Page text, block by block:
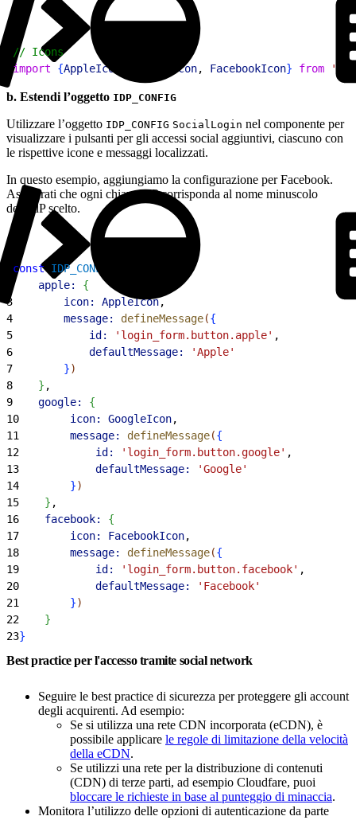
// Icons
import {AppleIcon GoogleIcon, FacebookIcon} from
b. Estendi l’oggetto IDP_CONFIG
Utilizzare l’oggetto IDP_CONFIG SocialLogin nel componente per
visualizzare i pulsanti per gli accessi social aggiuntivi, ciascuno con
le rispettive icone e messaggi localizzati.
In questo esempio, aggiungiamo la configurazione per Facebook.
Assicurati che ogni chiave IdP corrisponda al nome minuscolo
dell’IdP scelto.
const IDP_CONFIG
    apple:
{
3
        icon:
AppleIcon,
4
        message:
defineMessage({
5
            id:
'login_form.button.apple' ,
6
            defaultMessage:
'Apple'
7
})
8
} ,
9
    google:
{
10
        icon:
GoogleIcon,
11
        message:
defineMessage({
12
            id:
'login_form.button.google' ,
13
            defaultMessage:
'Google'
14
})
15
} ,
16
    facebook:
{
17
        icon:
FacebookIcon,
18
        message:
defineMessage({
19
            id:
'login_form.button.facebook' ,
20
            defaultMessage:
'Facebook'
21
})
22
}
23}
Best practice per l'accesso tramite social network
Seguire le best practice di sicurezza per proteggere gli account
degli acquirenti. Ad esempio:
Se si utilizza una rete CDN incorporata (eCDN), è
possibile applicare le regole di limitazione della velocità
della eCDN.
Se utilizzi una rete per la distribuzione di contenuti
(CDN) di terze parti, ad esempio Cloudfare, puoi
bloccare le richieste in base al punteggio di minaccia.
Monitora l’utilizzo delle opzioni di autenticazione da parte